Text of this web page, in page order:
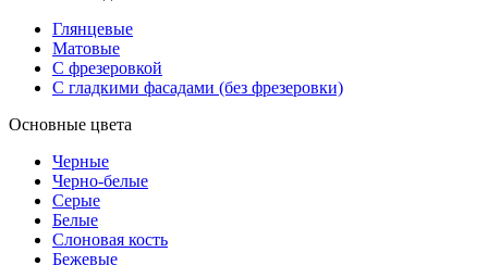
Глянцевые
Матовые
С фрезеровкой
С гладкими фасадами (без фрезеровки)
Основные цвета
Черные
Черно-белые
Серые
Белые
Слоновая кость
Бежевые